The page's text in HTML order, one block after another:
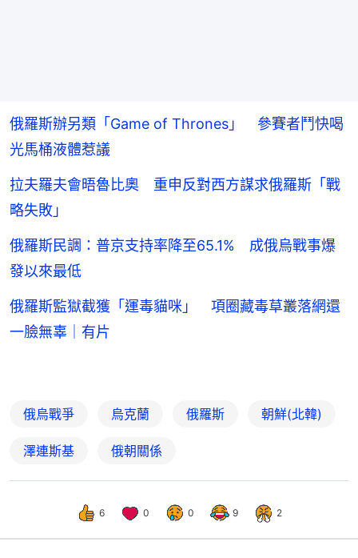
俄羅斯辦另類「Game of Thrones」 參賽者鬥快喝
光馬桶液體惹議
拉夫羅夫會晤魯比奧 重申反對西方謀求俄羅斯「戰
略失敗」
俄羅斯民調：普京支持率降至65.1% 成俄烏戰事爆
發以來最低
俄羅斯監獄截獲「運毒貓咪」 項圈藏毒草叢落網還
一臉無辜｜有片
俄烏戰爭 烏克蘭 俄羅斯 朝鮮(北韓)
澤連斯基 俄朝關係
6 0 0 9 2